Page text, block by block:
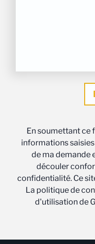
En soumettant ce
informations
de ma demande
découler
confidentialité. Ce
La politique de
d'utilisation de